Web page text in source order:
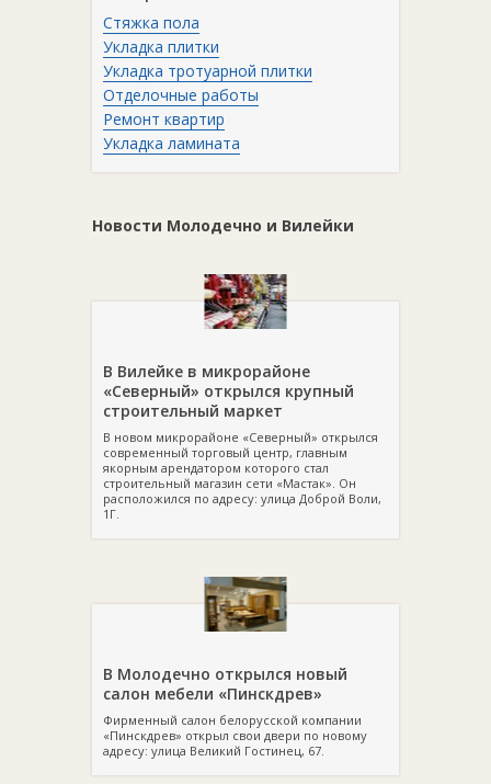
Стяжка пола
Укладка плитки
Укладка тротуарной плитки
Отделочные работы
Ремонт квартир
Укладка ламината
Новости Молодечно и Вилейки
В Вилейке в микрорайоне
«Северный» открылся крупный
строительный маркет
В новом микрорайоне «Северный» открылся
современный торговый центр, главным
якорным арендатором которого стал
строительный магазин сети «Мастак». Он
расположился по адресу: улица Доброй Воли,
1Г.
В Молодечно открылся новый
салон мебели «Пинскдрев»
Фирменный салон белорусской компании
«Пинскдрев» открыл свои двери по новому
адресу: улица Великий Гостинец, 67.